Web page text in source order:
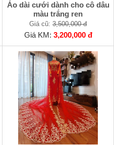
Áo dài cưới dành cho cô dâu
màu trắng ren
Giá cũ:3,500,000 đ
Giá KM: 3,200,000 đ